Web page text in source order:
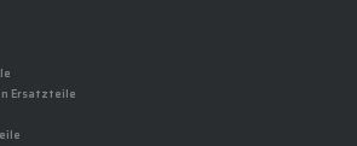
Ersatzteile